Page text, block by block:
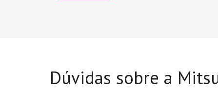
Dúvidas sobre a